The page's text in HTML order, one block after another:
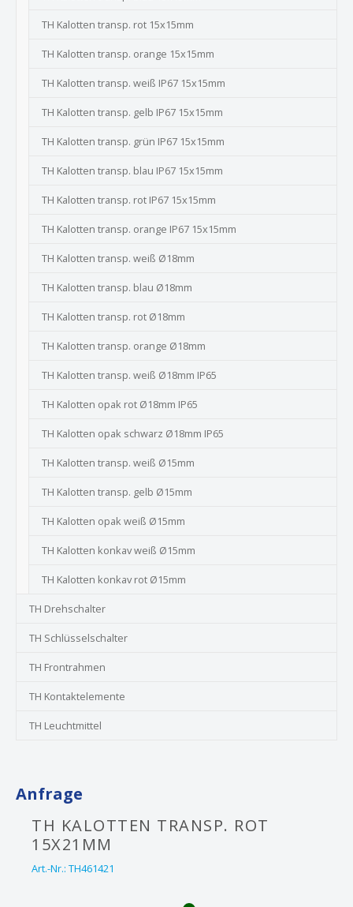
TH Kalotten transp. rot 15x15mm
TH Kalotten transp. orange 15x15mm
TH Kalotten transp. weiß IP67 15x15mm
TH Kalotten transp. gelb IP67 15x15mm
TH Kalotten transp. grün IP67 15x15mm
TH Kalotten transp. blau IP67 15x15mm
TH Kalotten transp. rot IP67 15x15mm
TH Kalotten transp. orange IP67 15x15mm
TH Kalotten transp. weiß Ø18mm
TH Kalotten transp. blau Ø18mm
TH Kalotten transp. rot Ø18mm
TH Kalotten transp. orange Ø18mm
TH Kalotten transp. weiß Ø18mm IP65
TH Kalotten opak rot Ø18mm IP65
TH Kalotten opak schwarz Ø18mm IP65
TH Kalotten transp. weiß Ø15mm
TH Kalotten transp. gelb Ø15mm
TH Kalotten opak weiß Ø15mm
TH Kalotten konkav weiß Ø15mm
TH Kalotten konkav rot Ø15mm
TH Drehschalter
TH Schlüsselschalter
TH Frontrahmen
TH Kontaktelemente
TH Leuchtmittel
Anfrage
TH KALOTTEN TRANSP. ROT
15X21MM
Art.-Nr.: TH461421